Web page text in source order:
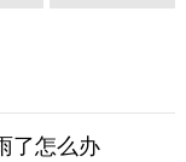
了怎么办